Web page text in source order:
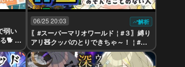
弱い
🐕️ ￤
06/25 20:03 解析
〖#スーパーマリオワールド￤#３〗縛り
アリ🧸クッパのとりできちゃ～！￤#陽
茅ほかほか￤#UniVIRTUAL #vtuberind
onesia